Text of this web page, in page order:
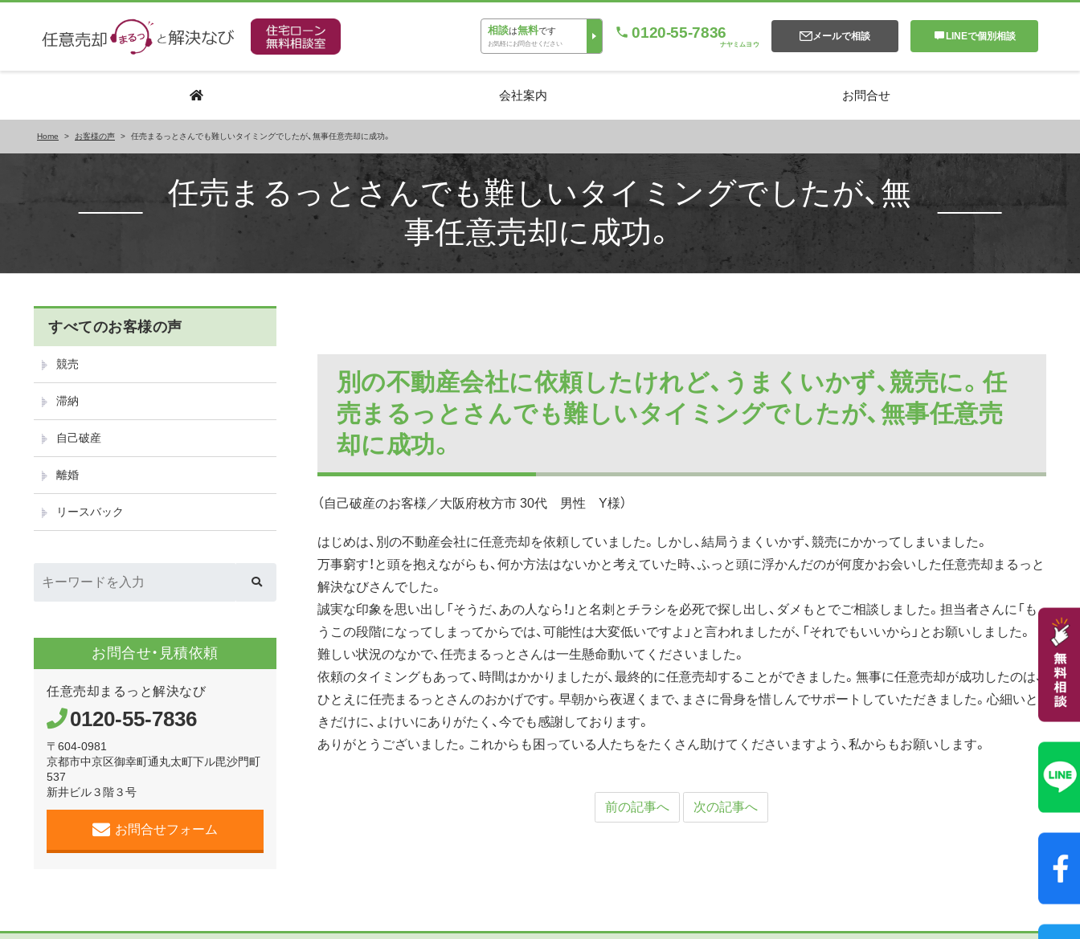
相談は無料です
お気軽にお問合せください
0120-55-7836
ナヤミムヨウ
メールで相談 LINEで個別相談
会社案内 お問合せ
Home > お客様の声 > 任売まるっとさんでも難しいタイミングでしたが、無事任意売却に成功。
任売まるっとさんでも難しいタイミングでしたが、無
事任意売却に成功。
別の不動産会社に依頼したけれど、うまくいかず、競売に。任
売まるっとさんでも難しいタイミングでしたが、無事任意売
却に成功。
（自己破産のお客様／大阪府枚方市 30代 男性 Y様）
はじめは、別の不動産会社に任意売却を依頼していました。しかし、結局うまくいかず、競売にかかってしまいました。
万事窮す！と頭を抱えながらも、何か方法はないかと考えていた時、ふっと頭に浮かんだのが何度かお会いした任意売却まるっと
解決なびさんでした。
誠実な印象を思い出し「そうだ、あの人なら！」と名刺とチラシを必死で探し出し、ダメもとでご相談しました。担当者さんに「も
うこの段階になってしまってからでは、可能性は大変低いですよ」と言われましたが、「それでもいいから」とお願いしました。
難しい状況のなかで、任売まるっとさんは一生懸命動いてくださいました。
依頼のタイミングもあって、時間はかかりましたが、最終的に任意売却することができました。無事に任意売却が成功したのは、
ひとえに任売まるっとさんのおかげです。早朝から夜遅くまで、まさに骨身を惜しんでサポートしていただきました。心細いと
きだけに、よけいにありがたく、今でも感謝しております。
ありがとうございました。これからも困っている人たちをたくさん助けてくださいますよう、私からもお願いします。
前の記事へ 次の記事へ
すべてのお客様の声
競売
滞納
自己破産
離婚
リースバック
お問合せ・見積依頼
任意売却まるっと解決なび
0120-55-7836
〒604-0981
京都市中京区御幸町通丸太町下ル毘沙門町
537
新井ビル３階３号
お問合せフォーム